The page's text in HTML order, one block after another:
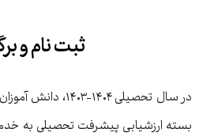
ثبت نام و
در سال تحصیلی
بسته ارزشیابی پیشرفت تحصیلی به